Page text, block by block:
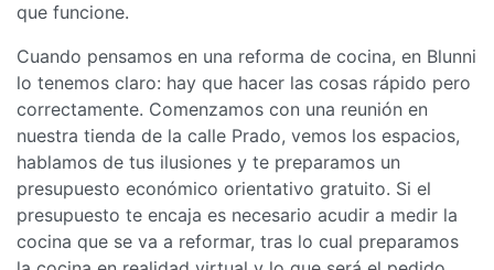
que funcione.
Cuando pensamos en una reforma de cocina, en Blunni
lo tenemos claro: hay que hacer las cosas rápido pero
correctamente. Comenzamos con una reunión en
nuestra tienda de la calle Prado, vemos los espacios,
hablamos de tus ilusiones y te preparamos un
presupuesto económico orientativo gratuito. Si el
presupuesto te encaja es necesario acudir a medir la
cocina que se va a reformar, tras lo cual preparamos